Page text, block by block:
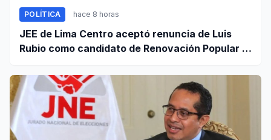
POLÍTICA hace 8 horas
JEE de Lima Centro aceptó renuncia de Luis
Rubio como candidato de Renovación Popular a